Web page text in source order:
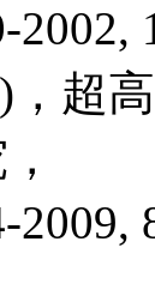
，超